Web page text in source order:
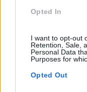
Opted In
I want to opt-out
Retention, Sale,
Personal Data
Purposes for
Opted Out
Categorias Blog
Artigo De Opinião
Atendimento E
Comunicação